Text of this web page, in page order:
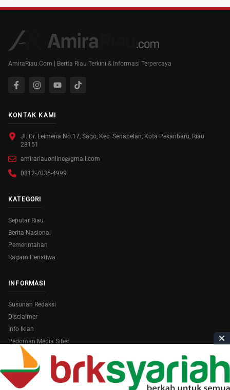
AmiraRiau.Com | Berita Riau Terkini & Informasi Terpercaya
KONTAK KAMI
Jl. Dr. Leimena No.17, Sago, Kec. Senapelan, Kota Pekanbaru, Riau
28151
amirariauonline@gmail.com
0812-7036-4999
KATEGORI
Seputar Riau
Berita Nasional
Pemerintahan
Ragam Peristiwa
INFORMASI
Susunan Redaksi
Disclaimer
Info Iklan
Pedoman Media Siber
Copyright © 2026 AmiraRiau.com . All Rights Reserved.